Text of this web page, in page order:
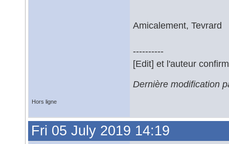
Amicalement, Tevrard
----------
[Edit] et l'auteur
Dernière modification
Hors ligne
Fri 05 July 2019 14:19